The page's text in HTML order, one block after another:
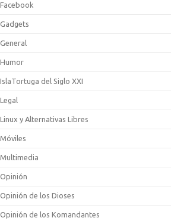
Facebook
Gadgets
General
Humor
IslaTortuga del Siglo XXI
Legal
Linux y Alternativas Libres
Móviles
Multimedia
Opinión
Opinión de los Dioses
Opinión de los Komandantes